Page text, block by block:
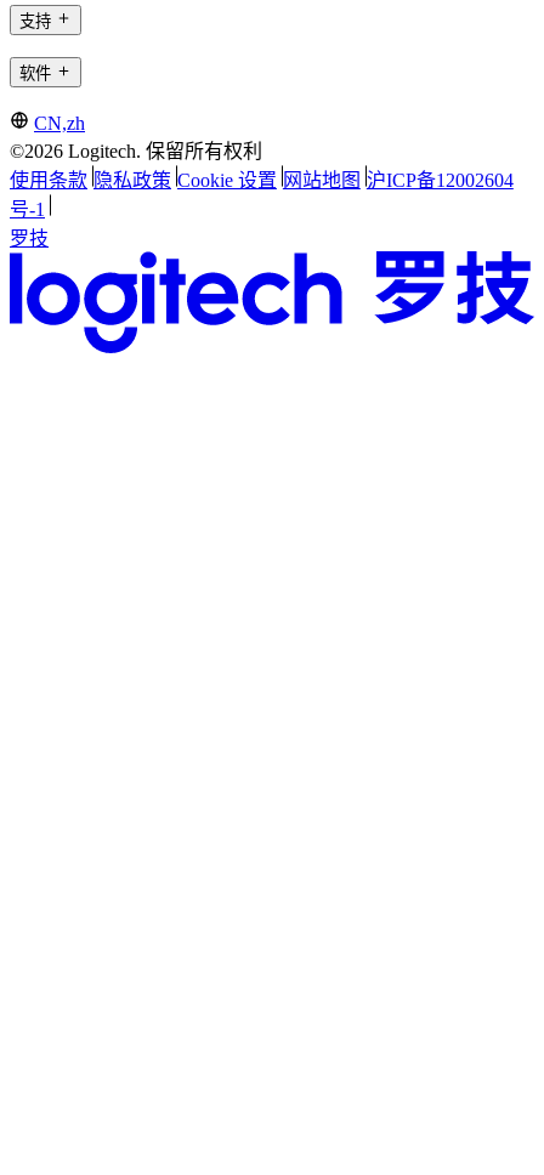
支持
软件
CN,zh
©2026 Logitech. 保留所有权利
使用条款 隐私政策 Cookie 设置 网站地图 沪ICP备12002604
号-1
罗技